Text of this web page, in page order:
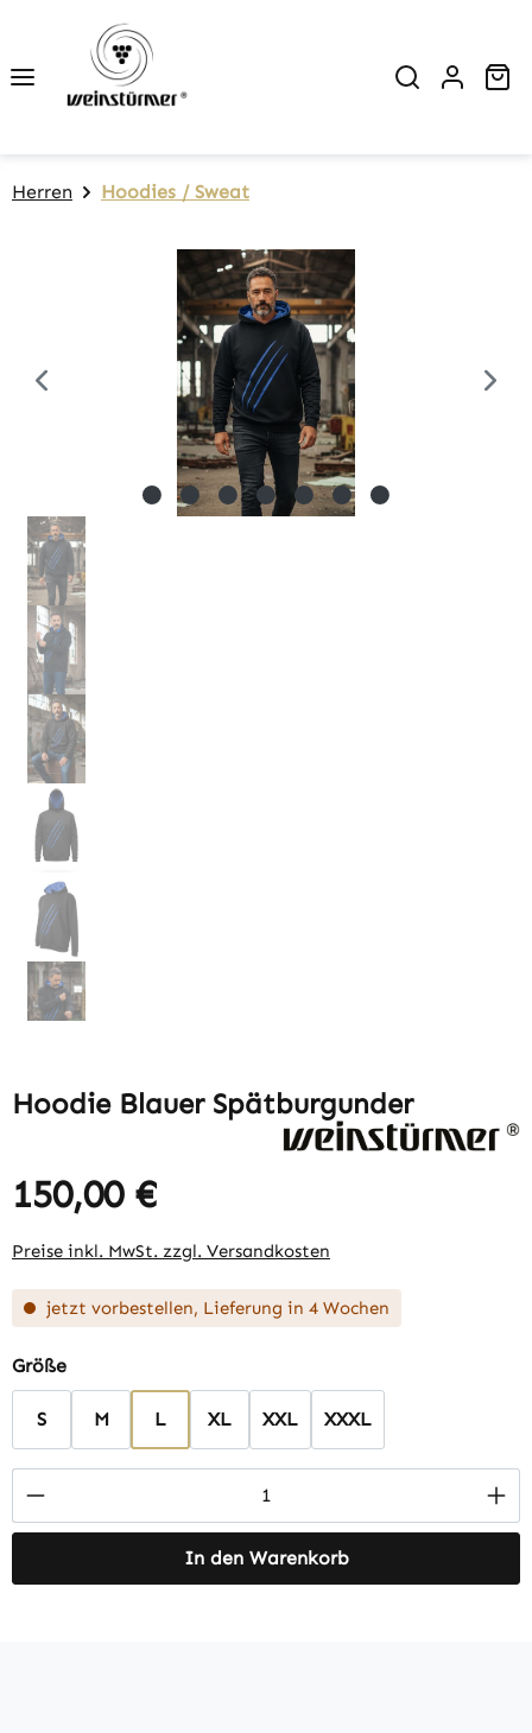
Zum Hauptinhalt springen
Herren Hoodies / Sweat
Bildergalerie überspringen
Hoodie Blauer Spätburgunder
Regulärer Preis:
150,00 €
Preise inkl. MwSt. zzgl. Versandkosten
jetzt vorbestellen, Lieferung in 4 Wochen
Größeauswählen
S M L XL XXL XXXL
Produkt Anzahl: Gib den gewünschten
In den Warenkorb